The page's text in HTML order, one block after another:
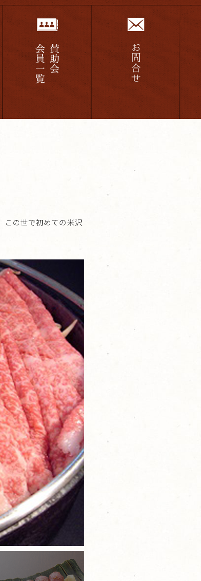
この世で初めての米沢